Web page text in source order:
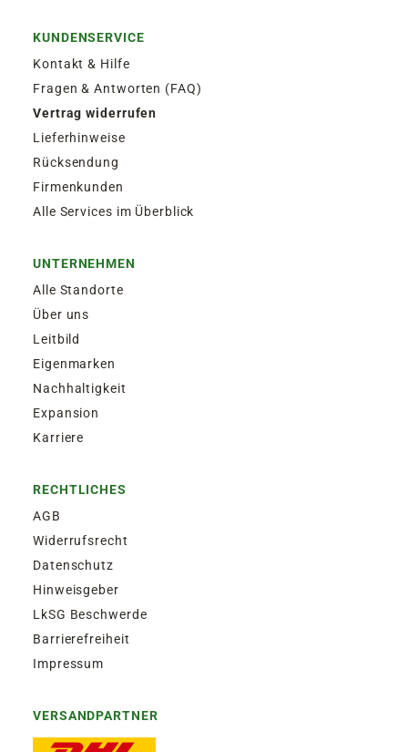
KUNDENSERVICE
Kontakt & Hilfe
Fragen & Antworten (FAQ)
Vertrag widerrufen
Lieferhinweise
Rücksendung
Firmenkunden
Alle Services im Überblick
UNTERNEHMEN
Alle Standorte
Über uns
Leitbild
Eigenmarken
Nachhaltigkeit
Expansion
Karriere
RECHTLICHES
AGB
Widerrufsrecht
Datenschutz
Hinweisgeber
LkSG Beschwerde
Barrierefreiheit
Impressum
VERSANDPARTNER